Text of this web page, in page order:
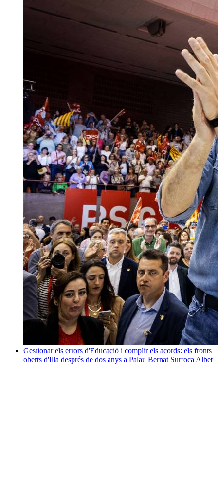
Gestionar els errors d'Educació i complir els acords: els fronts
oberts d'Illa després de dos anys a Palau Bernat Surroca Albet